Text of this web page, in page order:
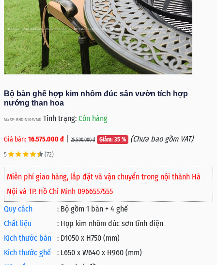
Bộ bàn ghế hợp kim nhôm đúc sân vườn tích hợp
nướng than hoa
Mã SP: BND-N106VMD Tình trạng: Còn hàng
Giá bán: 16.575.000 đ 25.500.000 đ Giảm: 35 % (Chưa bao gồm VAT)
5 (72)
Miễn phí giao hàng, lắp đặt và vận chuyển trong nội thành Hà
Nội và TP. Hồ Chí Minh 0966557555
Quy cách
: Bộ gồm 1 bàn + 4 ghế
Chất liệu
: Họp kim nhôm đúc sơn tĩnh điện
Kích thước bàn
: D1050 x H750 (mm)
Kích thước ghế
: L650 x W640 x H960 (mm)